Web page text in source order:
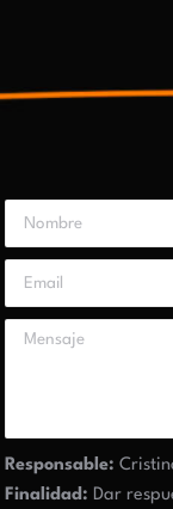
Responsable:
Finalidad: Dar